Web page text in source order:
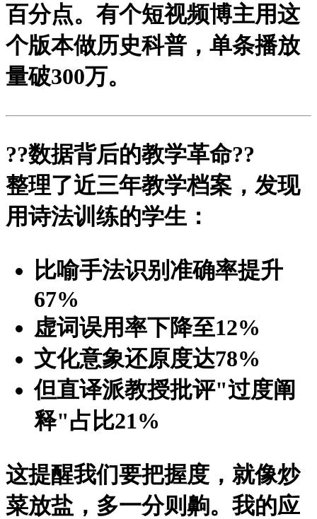
百分点。有个短视频博主用这
个版本做历史科普，单条播放
量破300万。
??数据背后的教学革命??
整理了近三年教学档案，发现
用诗法训练的学生：
比喻手法识别准确率提升
67%
虚词误用率下降至12%
文化意象还原度达78%
但直译派教授批评"过度阐
释"占比21%
这提醒我们要把握度，就像炒
菜放盐，多一分则齁。我的应